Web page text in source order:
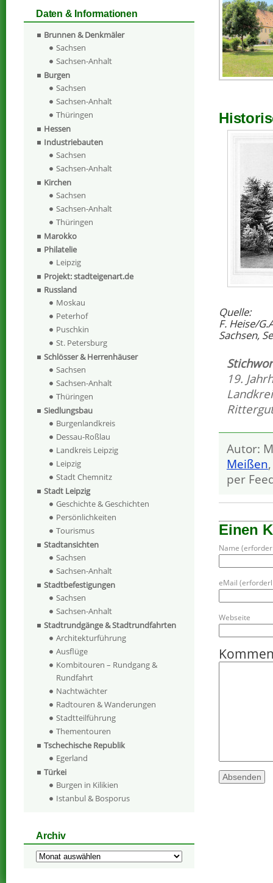
Quelle:
F. Heise/
Sachsen,
19.
Autor:
Meißen
per
Einen
Name
eMail
Webseite
Daten & Informationen
Brunnen & Denkmäler
Sachsen
Sachsen-Anhalt
Burgen
Sachsen
Sachsen-Anhalt
Thüringen
Hessen
Industriebauten
Sachsen
Sachsen-Anhalt
Kirchen
Sachsen
Sachsen-Anhalt
Thüringen
Marokko
Philatelie
Leipzig
Projekt: stadteigenart.de
Russland
Moskau
Peterhof
Puschkin
St. Petersburg
Schlösser & Herrenhäuser
Sachsen
Sachsen-Anhalt
Thüringen
Siedlungsbau
Burgenlandkreis
Dessau-Roßlau
Landkreis Leipzig
Leipzig
Stadt Chemnitz
Stadt Leipzig
Geschichte & Geschichten
Persönlichkeiten
Tourismus
Stadtansichten
Sachsen
Sachsen-Anhalt
Stadtbefestigungen
Sachsen
Sachsen-Anhalt
Stadtrundgänge & Stadtrundfahrten
Architekturführung
Ausflüge
Kombitouren – Rundgang &
Rundfahrt
Nachtwächter
Radtouren & Wanderungen
Stadtteilführung
Thementouren
Tschechische Republik
Egerland
Türkei
Burgen in Kilikien
Istanbul & Bosporus
Archiv
Archiv